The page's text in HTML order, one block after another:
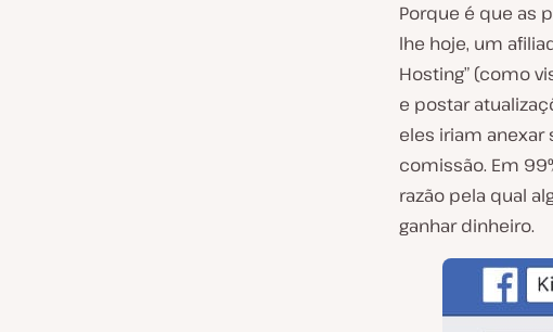
Porque é que as
lhe hoje, um
Hosting” (como
e postar
eles iriam anexar
comissão. Em
razão pela qual
ganhar dinheiro.